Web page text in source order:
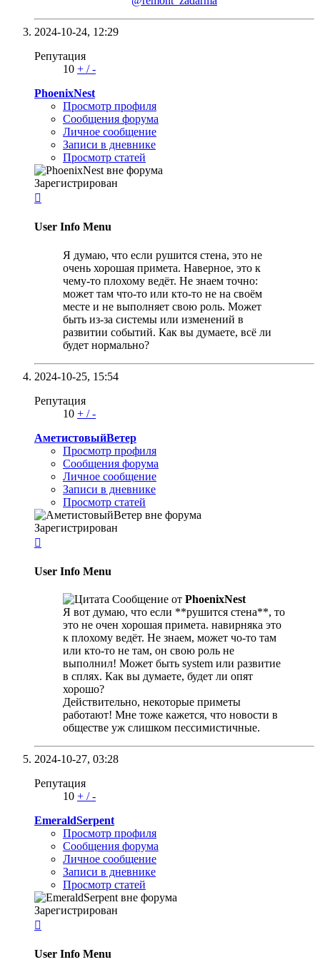
2024-10-24, 12:29
Репутация
10 + /-
PhoenixNest
Просмотр профиля
Сообщения форума
Личное сообщение
Записи в дневнике
Просмотр статей
Зарегистрирован

User Info Menu
Я думаю, что если рушится стена, это не
очень хорошая примета. Наверное, это к
чему‑то плохому ведёт. Не знаем точно:
может там что‑то или кто‑то не на своём
месте и не выполняет свою роль. Может
быть из‑за системы или изменений в
развитии событий. Как вы думаете, всё ли
будет нормально?
2024-10-25, 15:54
Репутация
10 + /-
АметистовыйВетер
Просмотр профиля
Сообщения форума
Личное сообщение
Записи в дневнике
Просмотр статей
Зарегистрирован

User Info Menu
Сообщение от PhoenixNest
Я вот думаю, что если **рушится стена**, то
это не очен хорошая примета. навирняка это
к плохому ведёт. Не знаем, может чо-то там
или кто-то не там, он свою роль не
выполнил! Может быть system или развитие
в сплях. Как вы думаете, будет ли опят
хорошо?
Действительно, некоторые приметы
работают! Мне тоже кажется, что новости в
обществе уж слишком пессимистичные.
2024-10-27, 03:28
Репутация
10 + /-
EmeraldSerpent
Просмотр профиля
Сообщения форума
Личное сообщение
Записи в дневнике
Просмотр статей
Зарегистрирован

User Info Menu